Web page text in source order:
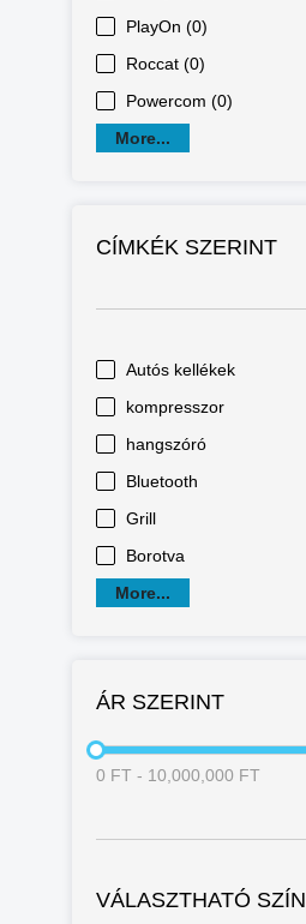
PlayOn (0)
Roccat (0)
Powercom (0)
More...
CÍMKÉK SZERINT
Autós kellékek
kompresszor
hangszóró
Bluetooth
Grill
Borotva
More...
ÁR SZERINT
0 FT - 10,000,000 FT
VÁLASZTHATÓ SZÍN